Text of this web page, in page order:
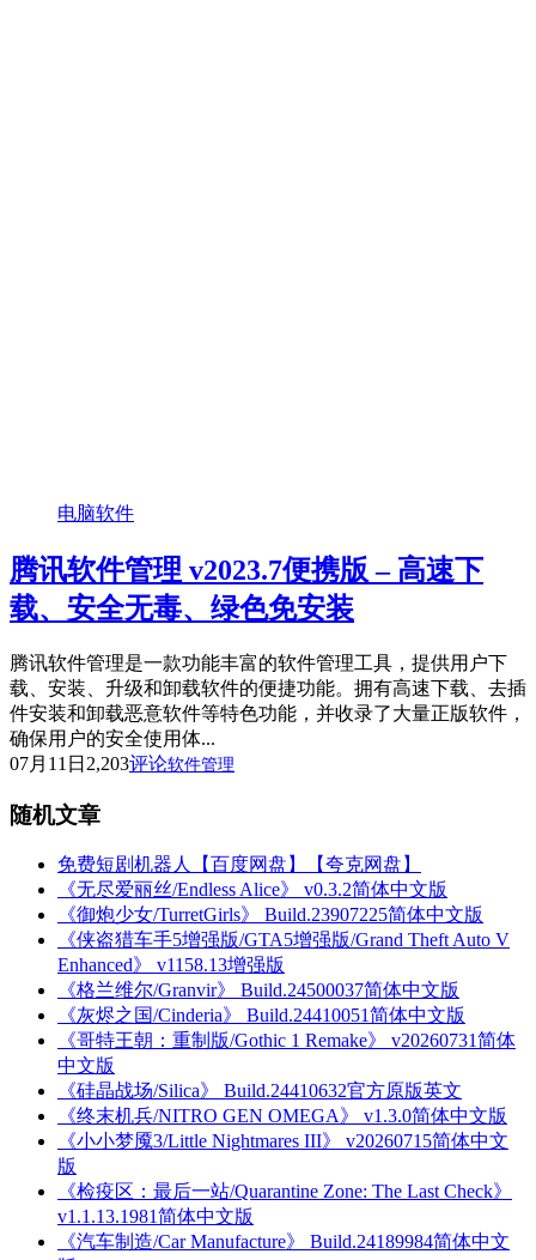
电脑软件
腾讯软件管理 v2023.7便携版 – 高速下
载、安全无毒、绿色免安装
腾讯软件管理是一款功能丰富的软件管理工具，提供用户下
载、安装、升级和卸载软件的便捷功能。拥有高速下载、去插
件安装和卸载恶意软件等特色功能，并收录了大量正版软件，
确保用户的安全使用体...
07月11日 2,203评论软件管理
随机文章
免费短剧机器人【百度网盘】【夸克网盘】
《无尽爱丽丝/Endless Alice》 v0.3.2简体中文版
《御炮少女/TurretGirls》 Build.23907225简体中文版
《侠盗猎车手5增强版/GTA5增强版/Grand Theft Auto V
Enhanced》 v1158.13增强版
《格兰维尔/Granvir》 Build.24500037简体中文版
《灰烬之国/Cinderia》 Build.24410051简体中文版
《哥特王朝：重制版/Gothic 1 Remake》 v20260731简体
中文版
《硅晶战场/Silica》 Build.24410632官方原版英文
《终末机兵/NITRO GEN OMEGA》 v1.3.0简体中文版
《小小梦魇3/Little Nightmares III》 v20260715简体中文
版
《检疫区：最后一站/Quarantine Zone: The Last Check》
v1.1.13.1981简体中文版
《汽车制造/Car Manufacture》 Build.24189984简体中文